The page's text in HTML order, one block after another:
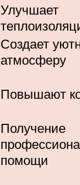
Улучшает
Создает
атмосферу
Повышают
Получение
помощи